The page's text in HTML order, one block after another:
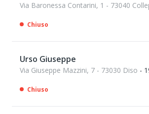
Via Baronessa Contarini, 1 - 73040
Chiuso
Urso Giuseppe
Via Giuseppe Mazzini, 7 - 73030 Diso -
Chiuso